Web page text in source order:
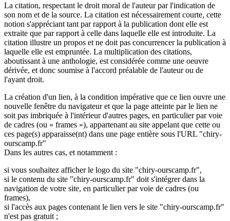
La citation, respectant le droit moral de l'auteur par l'indication de
son nom et de la source. La citation est nécessairement courte, cette
notion s'appréciant tant par rapport à la publication dont elle est
extraite que par rapport à celle dans laquelle elle est introduite. La
citation illustre un propos et ne doit pas concurrencer la publication à
laquelle elle est empruntée. La multiplication des citations,
aboutissant à une anthologie, est considérée comme une oeuvre
dérivée, et donc soumise à l'accord préalable de l'auteur ou de
l'ayant droit.
La création d'un lien, à la condition impérative que ce lien ouvre une
nouvelle fenêtre du navigateur et que la page atteinte par le lien ne
soit pas imbriquée à l'intérieur d'autres pages, en particulier par voie
de cadres (ou « frames »), appartenant au site appelant que cette ou
ces page(s) apparaisse(nt) dans une page entière sous l'URL "chiry-
ourscamp.fr"
Dans les autres cas, et notamment :
si vous souhaitez afficher le logo du site "chiry-ourscamp.fr",
si le contenu du site "chiry-ourscamp.fr" doit s'intégrer dans la
navigation de votre site, en particulier par voie de cadres (ou
frames),
si l'accès aux pages contenant le lien vers le site "chiry-ourscamp.fr"
n'est pas gratuit ;